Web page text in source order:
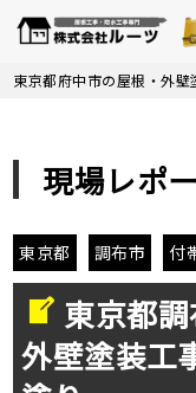
Skip
東京都府中市の屋根・外壁
現場レポ
東京都 調布市 付
東京都
外壁塗装